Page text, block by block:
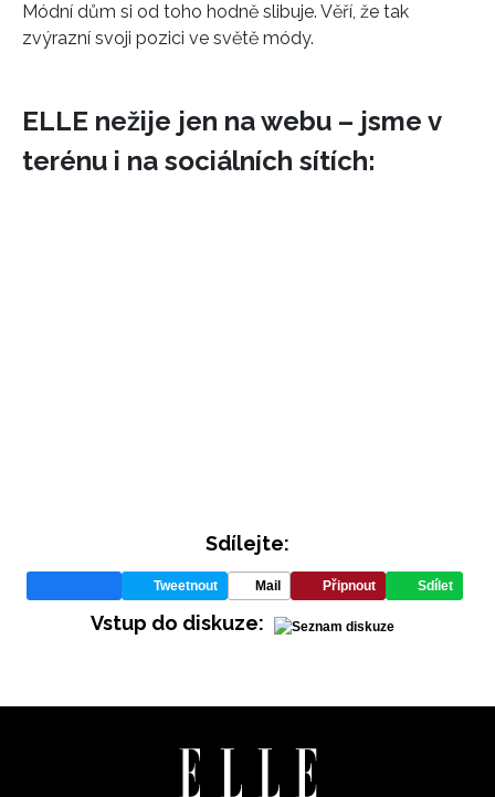
REDAKCE
Módní dům si od toho hodně slibuje. Věří, že tak
zvýrazní svoji pozici ve světě módy.
ELLE nežije jen na webu – jsme v
terénu i na sociálních sítích:
Sdílejte:
Tweetnout Mail Připnout Sdílet
Vstup do diskuze: